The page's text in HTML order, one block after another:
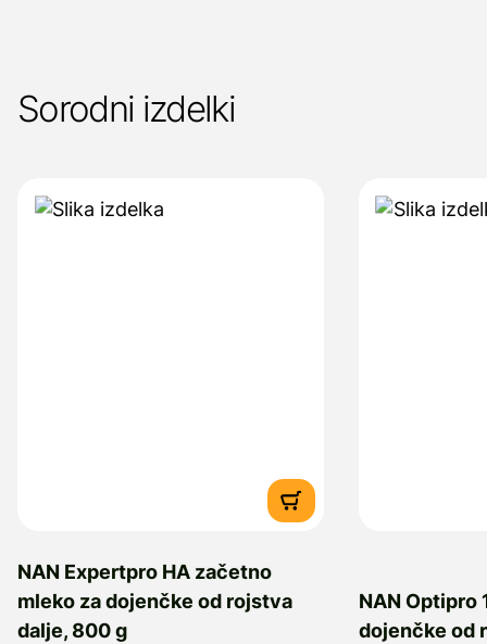
Sorodni izdelki
NAN Expertpro HA začetno
mleko za dojenčke od rojstva
dalje, 800 g
NAN Optipro
dojenčke od